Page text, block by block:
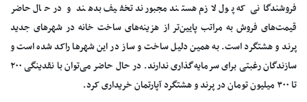
فروشندگانی که پول لازم هستند مجبورند تخفیف بدهند و در حال حاضر
قیمت‌های فروش به مراتب پایین‌تر از هزینه‌های ساخت خانه در شهر‌های جدید
پرند و هشتگرد است. به همین دلیل ساخت و ساز در این شهر‌ها راکد شده است و
سازندگان رغبتی برای سرمایه‌گذاری ندارند. در حال حاضر می‌توان با نقدینگی ۲۰۰
تا ۳۰۰ میلیون تومان در پرند و هشتگرد آپارتمان خریداری کرد.